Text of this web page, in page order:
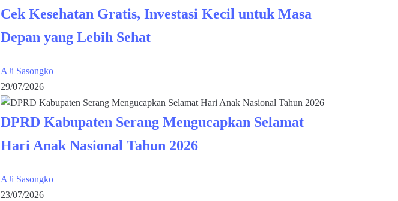
Cek Kesehatan Gratis, Investasi Kecil untuk Masa
Depan yang Lebih Sehat
AJi Sasongko
29/07/2026
DPRD Kabupaten Serang Mengucapkan Selamat
Hari Anak Nasional Tahun 2026
AJi Sasongko
23/07/2026